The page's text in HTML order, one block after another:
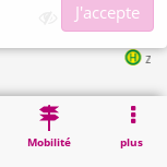
Mobilité plus
Zechenstraße
Friedhof
J'accepte